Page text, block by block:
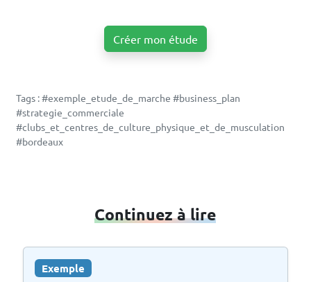
Créer mon étude
Tags : #exemple_etude_de_marche #business_plan
#strategie_commerciale
#clubs_et_centres_de_culture_physique_et_de_musculation
#bordeaux
Continuez à lire
Exemple